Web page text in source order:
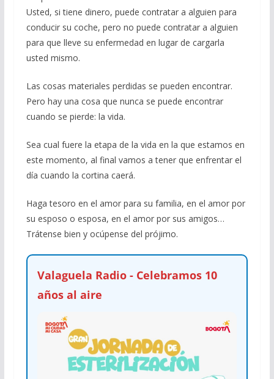
Usted, si tiene dinero, puede contratar a alguien para
conducir su coche, pero no puede contratar a alguien
para que lleve su enfermedad en lugar de cargarla
usted mismo.
Las cosas materiales perdidas se pueden encontrar.
Pero hay una cosa que nunca se puede encontrar
cuando se pierde: la vida.
Sea cual fuere la etapa de la vida en la que estamos en
este momento, al final vamos a tener que enfrentar el
día cuando la cortina caerá.
Haga tesoro en el amor para su familia, en el amor por
su esposo o esposa, en el amor por sus amigos…
Trátense bien y ocúpense del prójimo.
Valaguela Radio - Celebramos 10
años al aire